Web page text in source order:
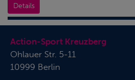
Details
Action-Sport Kreuzberg
Ohlauer Str. 5-11
10999 Berlin